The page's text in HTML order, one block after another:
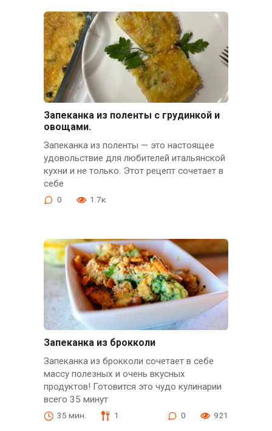
Запеканка из поленты с грудинкой и
овощами.
Запеканка из поленты — это настоящее
удовольствие для любителей итальянской
кухни и не только. Этот рецепт сочетает в
себе
0 1.7к.
Запеканка из брокколи
Запеканка из брокколи сочетает в себе
массу полезных и очень вкусных
продуктов! Готовится это чудо кулинарии
всего 35 минут
35 мин. 1 0 921